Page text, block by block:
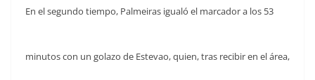
En el segundo tiempo, Palmeiras igualó el marcador a los 53
minutos con un golazo de Estevao, quien, tras recibir en el área,